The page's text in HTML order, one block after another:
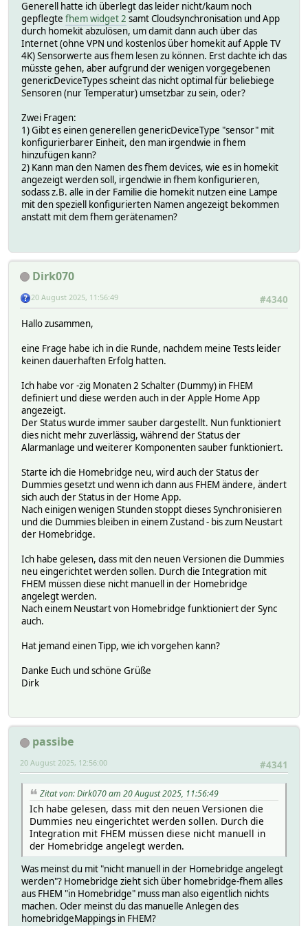
Generell hatte ich überlegt das leider nicht/kaum noch
gepflegte fhem widget 2 samt Cloudsynchronisation und App
durch homekit abzulösen, um damit dann auch über das
Internet (ohne VPN und kostenlos über homekit auf Apple TV
4K) Sensorwerte aus fhem lesen zu können. Erst dachte ich das
müsste gehen, aber aufgrund der wenigen vorgegebenen
genericDeviceTypes scheint das nicht optimal für beliebiege
Sensoren (nur Temperatur) umsetzbar zu sein, oder?
Zwei Fragen:
1) Gibt es einen generellen genericDeviceType "sensor" mit
konfigurierbarer Einheit, den man irgendwie in fhem
hinzufügen kann?
2) Kann man den Namen des fhem devices, wie es in homekit
angezeigt werden soll, irgendwie in fhem konfigurieren,
sodass z.B. alle in der Familie die homekit nutzen eine Lampe
mit den speziell konfigurierten Namen angezeigt bekommen
anstatt mit dem fhem gerätenamen?
Dirk070
#4340
20 August 2025, 11:56:49
Hallo zusammen,
eine Frage habe ich in die Runde, nachdem meine Tests leider
keinen dauerhaften Erfolg hatten.
Ich habe vor -zig Monaten 2 Schalter (Dummy) in FHEM
definiert und diese werden auch in der Apple Home App
angezeigt.
Der Status wurde immer sauber dargestellt. Nun funktioniert
dies nicht mehr zuverlässig, während der Status der
Alarmanlage und weiterer Komponenten sauber funktioniert.
Starte ich die Homebridge neu, wird auch der Status der
Dummies gesetzt und wenn ich dann aus FHEM ändere, ändert
sich auch der Status in der Home App.
Nach einigen wenigen Stunden stoppt dieses Synchronisieren
und die Dummies bleiben in einem Zustand - bis zum Neustart
der Homebridge.
Ich habe gelesen, dass mit den neuen Versionen die Dummies
neu eingerichtet werden sollen. Durch die Integration mit
FHEM müssen diese nicht manuell in der Homebridge
angelegt werden.
Nach einem Neustart von Homebridge funktioniert der Sync
auch.
Hat jemand einen Tipp, wie ich vorgehen kann?
Danke Euch und schöne Grüße
Dirk
passibe
#4341
20 August 2025, 12:56:00
Zitat von: Dirk070 am 20 August 2025, 11:56:49
Ich habe gelesen, dass mit den neuen Versionen die
Dummies neu eingerichtet werden sollen. Durch die
Integration mit FHEM müssen diese nicht manuell in
der Homebridge angelegt werden.
Was meinst du mit "nicht manuell in der Homebridge angelegt
werden"? Homebridge zieht sich über homebridge-fhem alles
aus FHEM "in Homebridge" muss man also eigentlich nichts
machen. Oder meinst du das manuelle Anlegen des
homebridgeMappings in FHEM?